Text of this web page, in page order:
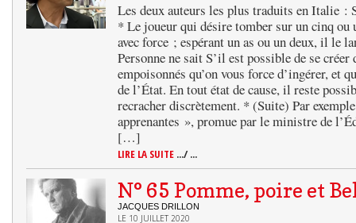
Les deux auteurs les plus traduits en Italie :
* Le joueur qui désire tomber sur un cinq ou
avec force ; espérant un as ou un deux, il le
Personne ne sait S’il est possible de se
empoisonnés qu’on vous force d’ingérer, et
de l’État. En tout état de cause, il reste
recracher discrètement. * (Suite) Par
apprenantes », promue par le ministre de
[…]
LIRE LA SUITE .../ ...
N° 65 Pomme, poire et
JACQUES DRILLON
LE 10 JUILLET 2020